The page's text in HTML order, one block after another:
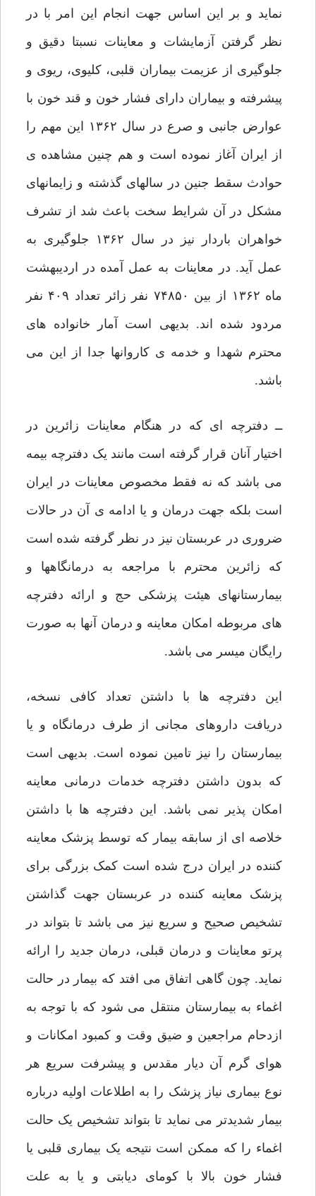
نماید و بر این اساس جهت انجام این امر با در
نظر گرفتن آزمایشات و معاینات نسبتا دقیق و
جلوگیری از عزیمت بیماران قلبی، کلیوی، ریوی و
پیشرفته و بیماران دارای فشار خون و قند خون با
عوارض جانبی و صرع در سال ۱۳۶۲ این مهم را
از ایران آغاز نموده است و هم چنین مشاهده ی
حوادث سقط جنین در سالهای گذشته و زایمانهای
مشکل در آن شرایط سخت باعث شد از تشرف
خواهران باردار نیز در سال ۱۳۶۲ جلوگیری به
عمل آید. در معاینات به عمل آمده در اردیبهشت
ماه ۱۳۶۲ از بین ۷۴۸۵۰ نفر زائر تعداد ۴۰۹ نفر
مردود شده اند. بدیهی است آمار خانواده های
محترم شهدا و خدمه ی کاروانها جدا از این می
باشد.
ــ دفترچه ای که در هنگام معاینات زائرین در
اختیار آنان قرار گرفته است مانند یک دفترچه بیمه
می باشد که نه فقط مخصوص معاینات در ایران
است بلکه جهت درمان و یا ادامه ی آن در حالات
ضروری در عربستان نیز در نظر گرفته شده است
که زائرین محترم با مراجعه به درمانگاهها و
بیمارستانهای هیئت پزشکی حج و ارائه دفترچه
های مربوطه امکان معاینه و درمان آنها به صورت
رایگان میسر می باشد.
این دفترچه ها با داشتن تعداد کافی نسخه،
دریافت داروهای مجانی از طرف درمانگاه و یا
بیمارستان را نیز تامین نموده است. بدیهی است
که بدون داشتن دفترچه خدمات درمانی معاینه
امکان پذیر نمی باشد. این دفترچه ها با داشتن
خلاصه ای از سابقه بیمار که توسط پزشک معاینه
کننده در ایران درج شده است کمک بزرگی برای
پزشک معاینه کننده در عربستان جهت گذاشتن
تشخیص صحیح و سریع نیز می باشد تا بتواند در
پرتو معاینات و درمان قبلی، درمان جدید را ارائه
نماید. چون گاهی اتفاق می افتد که بیمار در حالت
اغماء به بیمارستان منتقل می شود که با توجه به
ازدحام مراجعین و ضیق وقت و کمبود امکانات و
هوای گرم آن دیار مقدس و پیشرفت سریع هر
نوع بیماری نیاز پزشک را به اطلاعات اولیه درباره
بیمار شدیدتر می نماید تا بتواند تشخیص یک حالت
اغماء را که ممکن است نتیجه یک بیماری قلبی یا
فشار خون بالا با کومای دیابتی و یا به علت